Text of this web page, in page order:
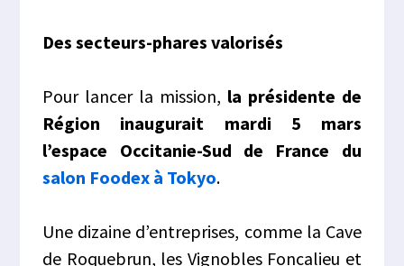
Des secteurs-phares valorisés
Pour lancer la mission, la présidente de
Région inaugurait mardi 5 mars
l’espace Occitanie-Sud de France du
salon Foodex à Tokyo.
Une dizaine d’entreprises, comme la Cave
de Roquebrun, les Vignobles Foncalieu et